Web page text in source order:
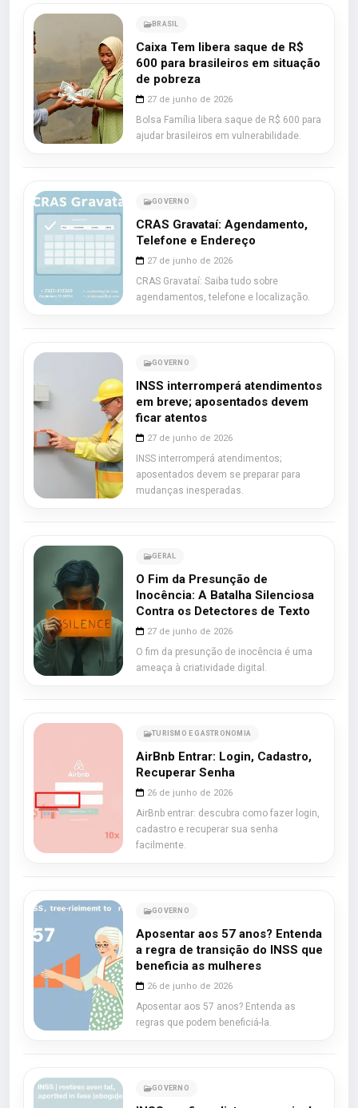
BRASIL
Caixa Tem libera saque de R$
600 para brasileiros em situação
de pobreza
27 de junho de 2026
Bolsa Família libera saque de R$ 600 para
ajudar brasileiros em vulnerabilidade.
GOVERNO
CRAS Gravataí: Agendamento,
Telefone e Endereço
27 de junho de 2026
CRAS Gravataí: Saiba tudo sobre
agendamentos, telefone e localização.
GOVERNO
INSS interromperá atendimentos
em breve; aposentados devem
ficar atentos
27 de junho de 2026
INSS interromperá atendimentos;
aposentados devem se preparar para
mudanças inesperadas.
GERAL
O Fim da Presunção de
Inocência: A Batalha Silenciosa
Contra os Detectores de Texto
27 de junho de 2026
O fim da presunção de inocência é uma
ameaça à criatividade digital.
TURISMO E GASTRONOMIA
AirBnb Entrar: Login, Cadastro,
Recuperar Senha
26 de junho de 2026
AirBnb entrar: descubra como fazer login,
cadastro e recuperar sua senha
facilmente.
GOVERNO
Aposentar aos 57 anos? Entenda
a regra de transição do INSS que
beneficia as mulheres
26 de junho de 2026
Aposentar aos 57 anos? Entenda as
regras que podem beneficiá-la.
GOVERNO